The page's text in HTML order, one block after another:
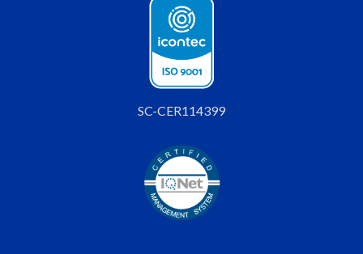
SC-CER114399